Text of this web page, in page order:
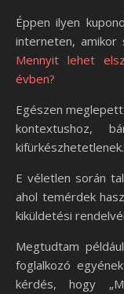
Éppen ilyen
interneten,
Mennyit lehet
évben?
Egészen
kontextushoz,
kifürkészhetetlenek.
E véletlen során
ahol temérdek
kiküldetési
Megtudtam
foglalkozó
kérdés, hogy